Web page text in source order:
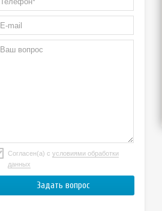
Согласен(а) с условиями обработки
данных